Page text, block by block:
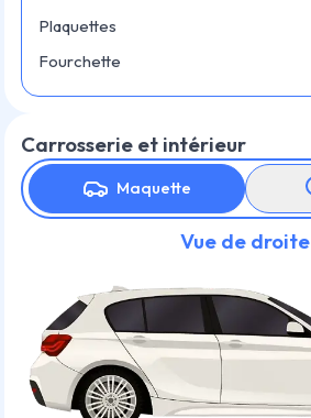
Plaquettes
Fourchette
Carrosserie et intérieur
Maquette
Vue de droite